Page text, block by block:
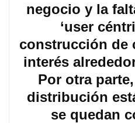
negocio y la
‘user
construcción de
interés
Por otra
distribución
se quedan